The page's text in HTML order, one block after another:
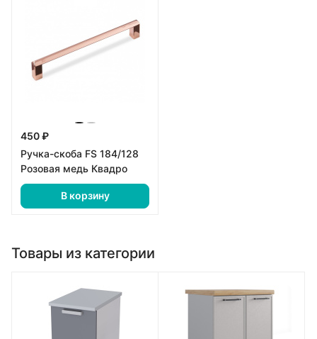
450 ₽
Ручка-скоба FS 184/128
Розовая медь Квадро
В корзину
Товары из категории